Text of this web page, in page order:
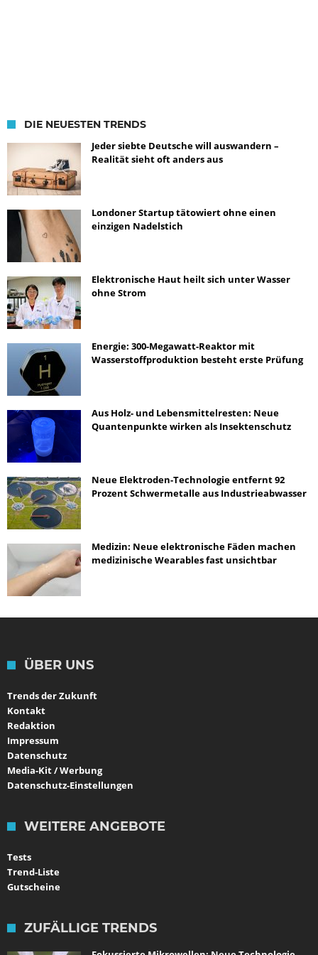
DIE NEUESTEN TRENDS
Jeder siebte Deutsche will auswandern –
Realität sieht oft anders aus
Londoner Startup tätowiert ohne einen
einzigen Nadelstich
Elektronische Haut heilt sich unter Wasser
ohne Strom
Energie: 300-Megawatt-Reaktor mit
Wasserstoffproduktion besteht erste Prüfung
Aus Holz- und Lebensmittelresten: Neue
Quantenpunkte wirken als Insektenschutz
Neue Elektroden-Technologie entfernt 92
Prozent Schwermetalle aus Industrieabwasser
Medizin: Neue elektronische Fäden machen
medizinische Wearables fast unsichtbar
ÜBER UNS
Trends der Zukunft
Kontakt
Redaktion
Impressum
Datenschutz
Media-Kit / Werbung
Datenschutz-Einstellungen
WEITERE ANGEBOTE
Tests
Trend-Liste
Gutscheine
ZUFÄLLIGE TRENDS